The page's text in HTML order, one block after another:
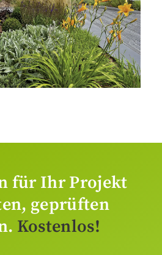
für Ihr Projekt
geprüften
Kostenlos!